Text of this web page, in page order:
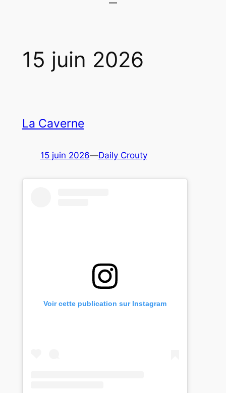
15 juin 2026
La Caverne
15 juin 2026—Daily Crouty
Voir cette publication sur Instagram